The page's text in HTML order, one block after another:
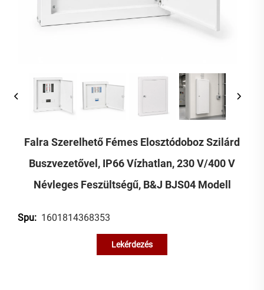
Falra Szerelhető Fémes Elosztódoboz Szilárd
Buszvezetővel, IP66 Vízhatlan, 230 V/400 V
Névleges Feszültségű, B&J BJS04 Modell
Spu: 1601814368353
Lekérdezés